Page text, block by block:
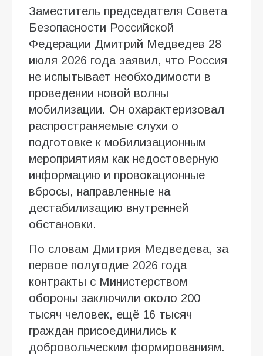
Заместитель председателя Совета
Безопасности Российской
Федерации Дмитрий Медведев 28
июля 2026 года заявил, что Россия
не испытывает необходимости в
проведении новой волны
мобилизации. Он охарактеризовал
распространяемые слухи о
подготовке к мобилизационным
мероприятиям как недостоверную
информацию и провокационные
вбросы, направленные на
дестабилизацию внутренней
обстановки.
По словам Дмитрия Медведева, за
первое полугодие 2026 года
контракты с Министерством
обороны заключили около 200
тысяч человек, ещё 16 тысяч
граждан присоединились к
добровольческим формированиям.